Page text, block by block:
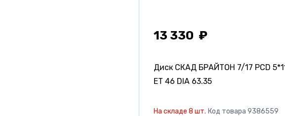
13 330
Диск СКАД БРАЙТОН 7/17 PCD
ET 46 DIA 63.35
На складе 8 шт. Код товара 9386559